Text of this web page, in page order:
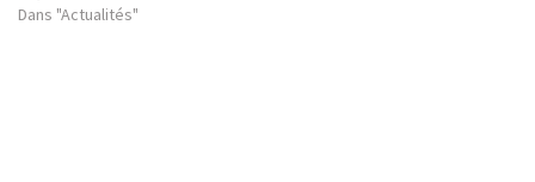
Dans "Actualités"